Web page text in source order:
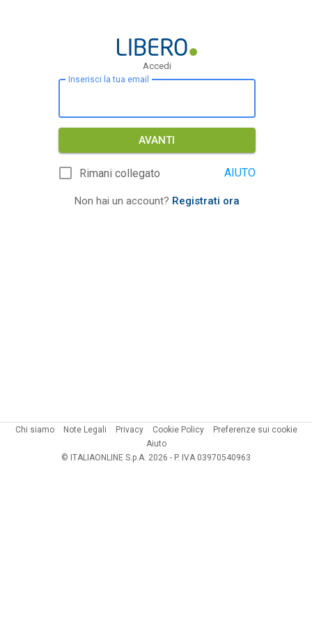
Accedi
Inserisci la tua email
AVANTI
Rimani collegato AIUTO
Non hai un account? Registrati ora
Chi siamo Note Legali Privacy Cookie Policy
Preferenze sui cookie
Aiuto
© ITALIAONLINE S.p.A. 2026 - P. IVA 03970540963